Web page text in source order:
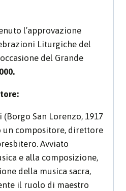
l’approvazione
Liturgiche del
del Grande
San Lorenzo, 1917
un compositore, direttore
Avviato
e alla composizione,
della musica sacra,
il ruolo di maestro